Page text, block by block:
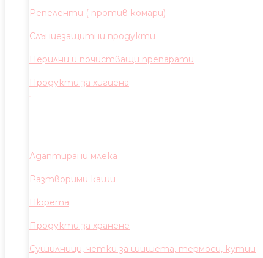
Репеленти ( против комари)
Слънцезащитни продукти
Перилни и почистващи препарати
Продукти за хигиена
Адаптирани млека
Разтворими каши
Пюрета
Продукти за хранене
Сушилници, четки за шишета, термоси, кутии